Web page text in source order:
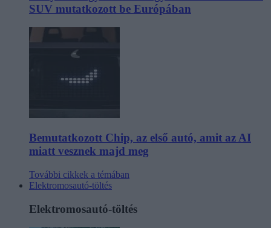
SUV mutatkozott be Európában
Bemutatkozott Chip, az első autó, amit az AI
miatt vesznek majd meg
További cikkek a témában
Elektromosautó-töltés
Elektromosautó-töltés